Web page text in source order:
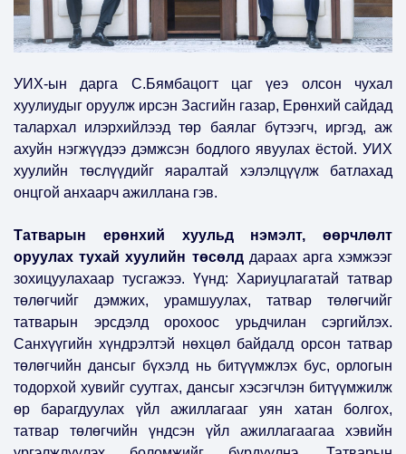
УИХ-ын дарга С.Бямбацогт цаг үеэ олсон чухал
хуулиудыг оруулж ирсэн Засгийн газар, Ерөнхий сайдад
талархал илэрхийлээд төр баялаг бүтээгч, иргэд, аж
ахуйн нэгжүүдээ дэмжсэн бодлого явуулах ёстой. УИХ
хуулийн төслүүдийг яаралтай хэлэлцүүлж батлахад
онцгой анхаарч ажиллана гэв.
Татварын ерөнхий хуульд нэмэлт, өөрчлөлт
оруулах тухай хуулийн төсөлддараах арга хэмжээг
зохицуулахаар тусгажээ. Үүнд: Хариуцлагатай татвар
төлөгчийг дэмжих, урамшуулах, татвар төлөгчийг
татварын эрсдэлд орохоос урьдчилан сэргийлэх.
Санхүүгийн хүндрэлтэй нөхцөл байдалд орсон татвар
төлөгчийн дансыг бүхэлд нь битүүмжлэх бус, орлогын
тодорхой хувийг суутгах, дансыг хэсэгчлэн битүүмжилж
өр барагдуулах үйл ажиллагааг уян хатан болгох,
татвар төлөгчийн үндсэн үйл ажиллагаагаа хэвийн